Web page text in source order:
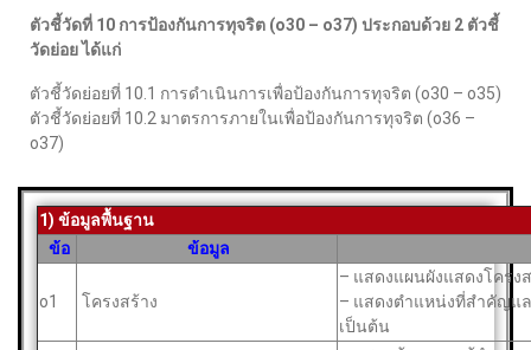
ตัวชี้วัดที่ 10 การป้องกันการทุจริต (o30 – o37) ประกอบด้วย 2 ตัวชี้
วัดย่อย ได้แก่
ตัวชี้วัดย่อยที่ 10.1 การดําเนินการเพื่อป้องกันการทุจริต (o30 – o35)
ตัวชี้วัดย่อยที่ 10.2 มาตรการภายในเพื่อป้องกันการทุจริต (o36 –
o37)
1) ข้อมูลพื้นฐาน
ข้อ
ข้อมูล
o1 โครงสร้าง
– แสดงแผนผังแสดงโครง
– แสดงตำแหน่งที่สำคัญแ
เป็นต้น